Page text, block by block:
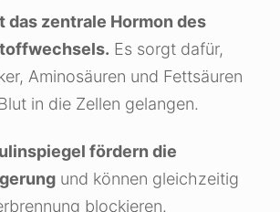
das zentrale Hormon des
Es sorgt dafür,
Aminosäuren und Fettsäuren
in die Zellen gelangen.
fördern die
und können gleichzeitig
blockieren.